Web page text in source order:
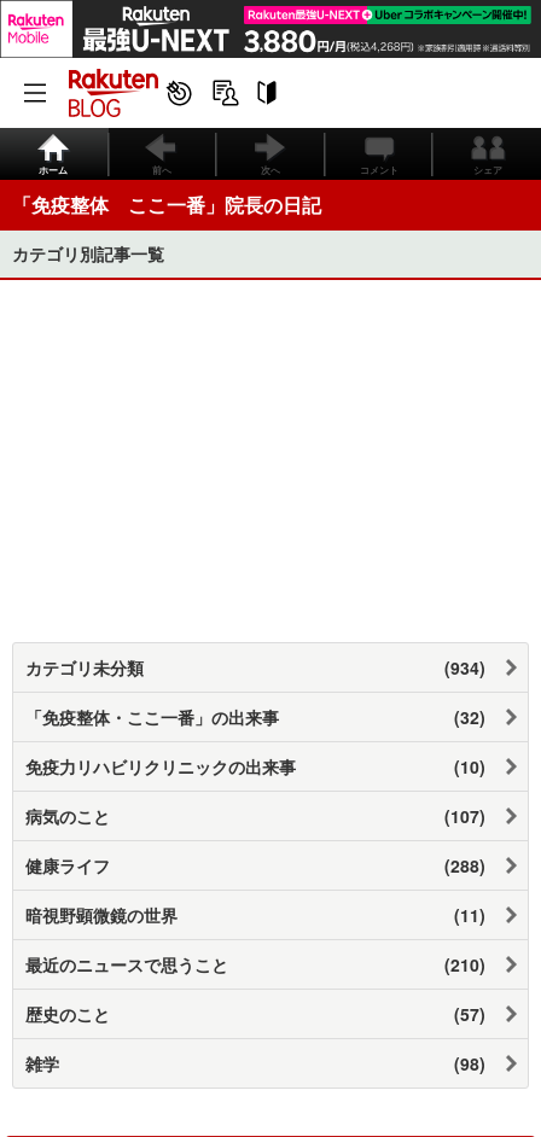
ホーム 前へ 次へ コメント シェア
「免疫整体 ここ一番」院長の日記
カテゴリ別記事一覧
カテゴリ未分類 (934)
「免疫整体・ここ一番」の出来事 (32)
免疫力リハビリクリニックの出来事 (10)
病気のこと (107)
健康ライフ (288)
暗視野顕微鏡の世界 (11)
最近のニュースで思うこと (210)
歴史のこと (57)
雑学 (98)